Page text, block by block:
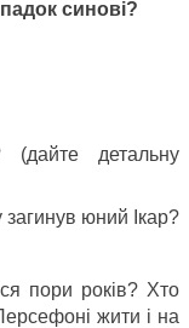
синові?
детальну
юний Ікар?
пори років? Хто
жити і на